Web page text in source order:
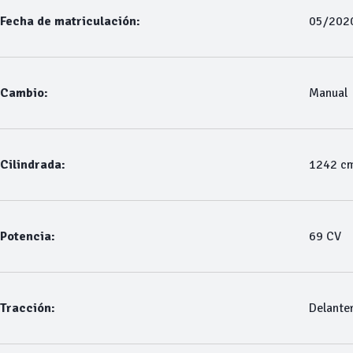
Fecha de matriculación: 05/
Cambio: Manual
Cilindrada: 1242
Potencia: 69 CV
Tracción: